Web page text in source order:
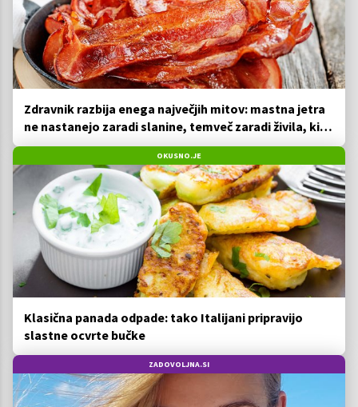
Zdravnik razbija enega največjih mitov: mastna jetra
ne nastanejo zaradi slanine, temveč zaradi živila, ki
ga imamo vsi radi
OKUSNO.JE
Klasična panada odpade: tako Italijani pripravijo
slastne ocvrte bučke
ZADOVOLJNA.SI